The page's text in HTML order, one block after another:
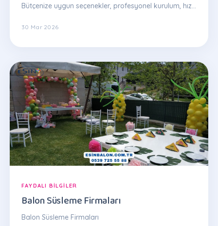
Bütçenize uygun seçenekler, profesyonel kurulum, hızlı
30 Mar 2026
FAYDALI BILGILER
Balon Süsleme Firmaları
Balon Süsleme Firmaları